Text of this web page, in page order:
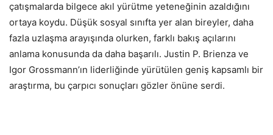
çatışmalarda bilgece akıl yürütme yeteneğinin azaldığını
ortaya koydu. Düşük sosyal sınıfta yer alan bireyler, daha
fazla uzlaşma arayışında olurken, farklı bakış açılarını
anlama konusunda da daha başarılı. Justin P. Brienza ve
Igor Grossmann’ın liderliğinde yürütülen geniş kapsamlı bir
araştırma, bu çarpıcı sonuçları gözler önüne serdi.